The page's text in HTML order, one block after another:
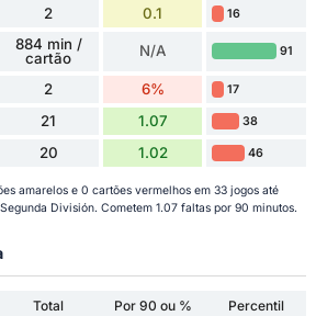
2 0.1 16
884 min /
cartão
N/A 91
2 6% 17
21 1.07 38
20 1.02 46
amarelos e 0 cartões vermelhos em 33 jogos até
División. Cometem 1.07 faltas por 90 minutos.
Total Por 90 ou %
Percentil